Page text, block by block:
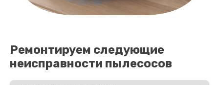
Ремонтируем следующие
неисправности пылесосов